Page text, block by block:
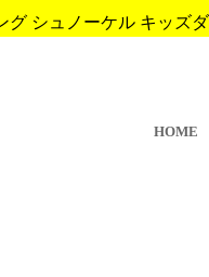
グ シュノーケル キッズ
HOME